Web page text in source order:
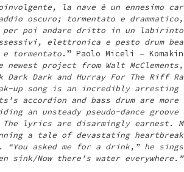
la nave è un ennesimo
oscuro; tormentato e
poi andare dritto in un labirinto
elettronica e pesto drum
tormentato.” Paolo Miceli –
newest project from Walt
Dark Dark and Hurray For The Riff
up song is an incredibly arresting
accordion and bass drum are
an unsteady pseudo-dance
The lyrics are disarmingly earnest.
a tale of devastating heartbreak
“You asked me for a drink,” he
sink/Now there’s water